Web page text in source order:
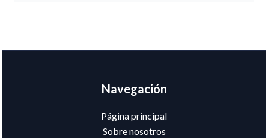
Navegación
Página principal
Sobre nosotros